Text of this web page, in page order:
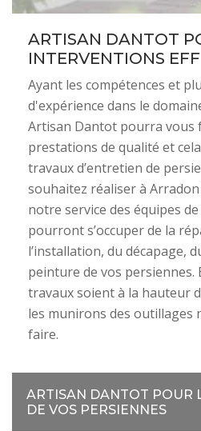
ARTISAN DANTOT
INTERVENTIONS
Ayant les compétences et
d'expérience dans le
Artisan Dantot pourra vous
prestations de qualité et
travaux d’entretien de
souhaitez réaliser à
notre service des équipes
pourront s’occuper de la
l’installation, du décapage,
peinture de vos persiennes.
travaux soient à la hauteur
les munirons des outillages
faire.
ARTISAN DANTOT POUR
DE VOS PERSIENNES